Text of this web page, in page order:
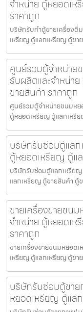
จำหน่าย ตู้หยอดเ
ราคาถูก
บริษัทรับทำตู้ขายเครื่องดื่
เหรียญ ตู้แลกเหรียญ ตู้ขา
ศูนย์รวมตู้จำหน่า
รับผลิตและจำหน่
ขายสินค้า ราคาถูก
ศูนย์รวมตู้จำหน่ายขนมหย
ตู้หยอดเหรียญ ตู้แลกเหรี
บริษัทรับซ่อมตู้แลก
ตู้หยอดเหรียญ ตู้แ
บริษัทรับซ่อมตู้แลกเหรีย
แลกเหรียญ ตู้ขายสินค้า ตู้
ขายเครื่องขายขน
จำหน่าย ตู้หยอดเ
ราคาถูก
ขายเครื่องขายขนมหยอด
เหรียญ ตู้แลกเหรียญ ตู้ขา
บริษัทรับซ่อมตู้ขาย
หยอดเหรียญ ตู้แล